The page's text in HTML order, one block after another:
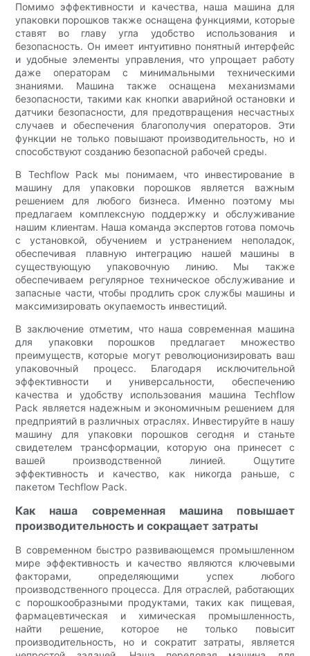
Помимо эффективности и качества, наша машина для
упаковки порошков также оснащена функциями, которые
ставят во главу угла удобство использования и
безопасность. Он имеет интуитивно понятный интерфейс
и удобные элементы управления, что упрощает работу
даже операторам с минимальными техническими
знаниями. Машина также оснащена механизмами
безопасности, такими как кнопки аварийной остановки и
датчики безопасности, для предотвращения несчастных
случаев и обеспечения благополучия операторов. Эти
функции не только повышают производительность, но и
способствуют созданию безопасной рабочей среды.
В Techflow Pack мы понимаем, что инвестирование в
машину для упаковки порошков является важным
решением для любого бизнеса. Именно поэтому мы
предлагаем комплексную поддержку и обслуживание
нашим клиентам. Наша команда экспертов готова помочь
с установкой, обучением и устранением неполадок,
обеспечивая плавную интеграцию нашей машины в
существующую упаковочную линию. Мы также
обеспечиваем регулярное техническое обслуживание и
запасные части, чтобы продлить срок службы машины и
максимизировать окупаемость инвестиций.
В заключение отметим, что наша современная машина
для упаковки порошков предлагает множество
преимуществ, которые могут революционизировать ваш
упаковочный процесс. Благодаря исключительной
эффективности и универсальности, обеспечению
качества и удобству использования машина Techflow
Pack является надежным и экономичным решением для
предприятий в различных отраслях. Инвестируйте в нашу
машину для упаковки порошков сегодня и станьте
свидетелем трансформации, которую она принесет с
вашей производственной линией. Ощутите
эффективность и качество, как никогда раньше, с
пакетом Techflow Pack.
Как наша современная машина повышает
производительность и сокращает затраты
В современном быстро развивающемся промышленном
мире эффективность и качество являются ключевыми
факторами, определяющими успех любого
производственного процесса. Для отраслей, работающих
с порошкообразными продуктами, таких как пищевая,
фармацевтическая и химическая промышленность,
найти решение, которое не только повысит
производительность, но и сократит затраты, является